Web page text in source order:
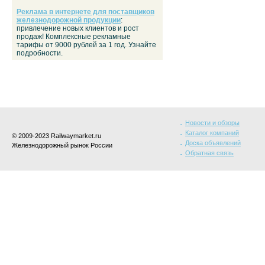
Реклама в интернете для поставщиков
железнодорожной продукции:
привлечение новых клиентов и рост
продаж! Комплексные рекламные
тарифы от 9000 рублей за 1 год. Узнайте
подробности.
© 2009-2023 Railwaymarket.ru
Железнодорожный рынок России
Новости и обзоры
Каталог компаний
Доска объявлений
Обратная связь